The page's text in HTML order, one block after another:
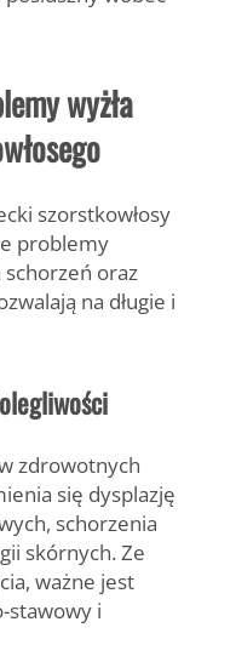
wyżła
szorstkowłosy
problemy
oraz
na długie i
zdrowotnych
się dysplazję
schorzenia
skórnych. Ze
ważne jest
stawowy i